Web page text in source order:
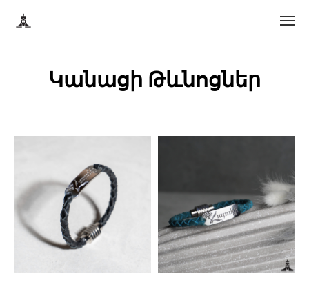
Կանացի Թևնոցներ